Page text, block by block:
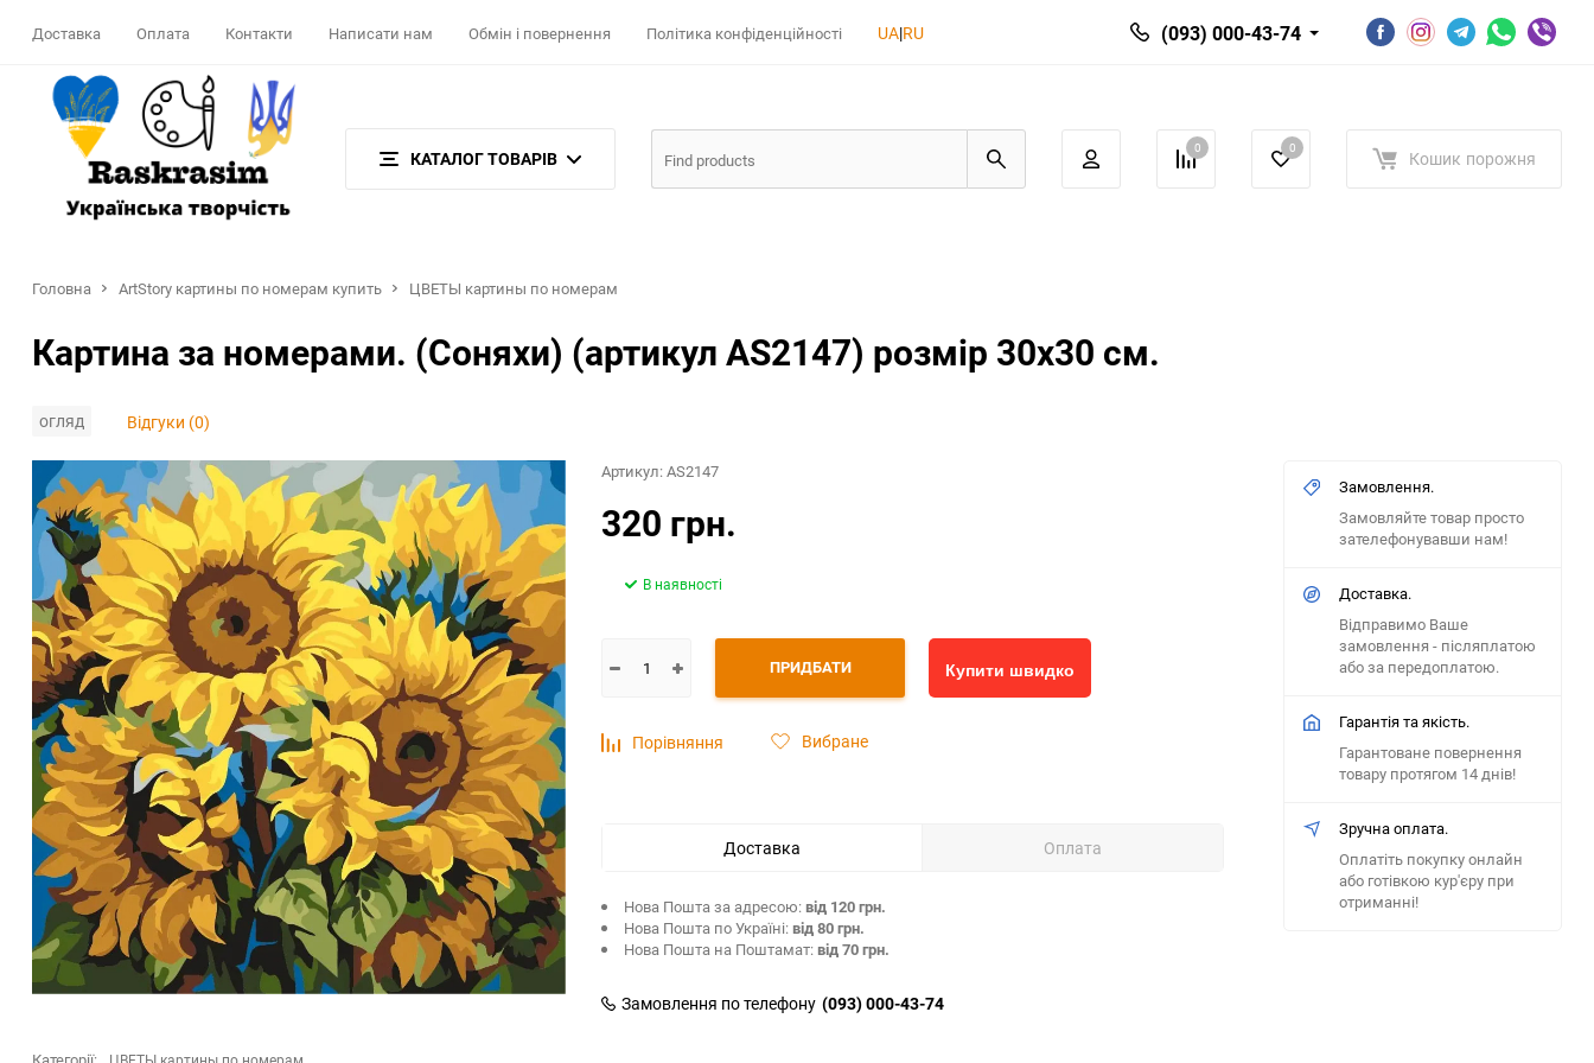
Доставка Оплата Контакти Написати нам Обмін і повернення Політика конфіденційності UA|RU (093) 000-43-74
КАТАЛОГ ТОВАРІВ 0 0 Кошик порожня
Головна ArtStory картины по номерам купить ЦВЕТЫ картины по номерам
Картина за номерами. (Соняхи) (артикул AS2147) розмір 30x30 см.
огляд Відгуки (0)
Замовлення.
Замовляйте товар просто
зателефонувавши нам!
Доставка.
Відправимо Ваше
замовлення - післяплатою
або за передоплатою.
Гарантія та якість.
Гарантоване повернення
товару протягом 14 днів!
Зручна оплата.
Оплатіть покупку онлайн
або готівкою кур'єру при
отриманні!
Артикул:AS2147
320 грн.
ПРИДБАТИ Купити швидко
В наявності
Порівняння Вибране
Доставка Оплата
Нова Пошта за адресою:від 120 грн.
Нова Пошта по Україні:від 80 грн.
Нова Пошта на Поштамат:від 70 грн.
Замовлення по телефону (093) 000-43-74